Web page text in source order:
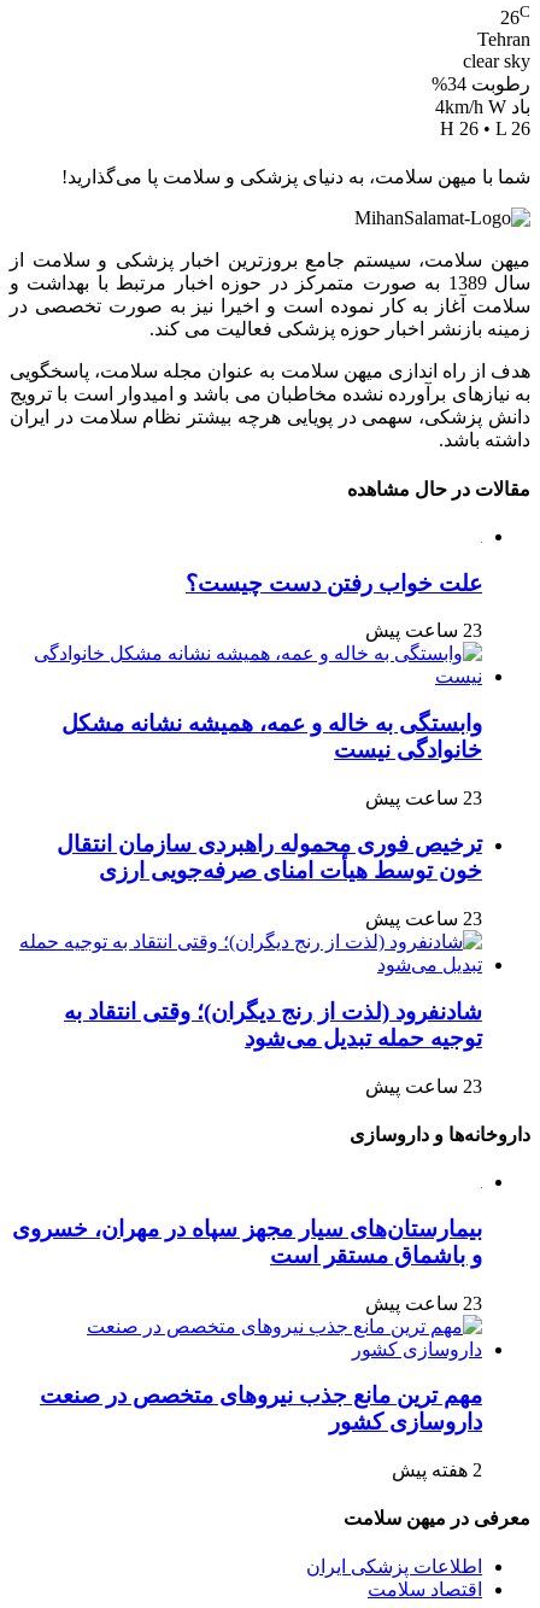
26C
Tehran
clear sky
رطوبت 34%
باد 4km/h W
H 26 • L 26
شما با میهن سلامت، به دنیای پزشکی و سلامت پا می‌گذارید!
میهن سلامت، سیستم جامع بروزترین اخبار پزشکی و سلامت از
سال 1389 به صورت متمرکز در حوزه اخبار مرتبط با بهداشت و
سلامت آغاز به کار نموده است و اخیرا نیز به صورت تخصصی در
زمینه بازنشر اخبار حوزه پزشکی فعالیت می کند.
هدف از راه اندازی میهن سلامت به عنوان مجله سلامت، پاسخگویی
به نیازهای برآورده نشده مخاطبان می باشد و امیدوار است با ترویج
دانش پزشکی، سهمی در پویایی هرچه بیشتر نظام سلامت در ایران
داشته باشد.
مقالات در حال مشاهده
علت خواب رفتن دست چیست؟
23 ساعت پیش
وابستگی به خاله و عمه، همیشه نشانه مشکل
خانوادگی نیست
23 ساعت پیش
ترخیص فوری محموله راهبردی سازمان انتقال
خون توسط هیأت امنای صرفه‌جویی ارزی
23 ساعت پیش
شادنفرود (لذت از رنج دیگران)؛ وقتی انتقاد به
توجیه حمله تبدیل می‌شود
23 ساعت پیش
داروخانه‌ها و داروسازی
بیمارستان‌های سیار مجهز سپاه در مهران، خسروی
و باشماق مستقر است
23 ساعت پیش
مهم ترین مانع جذب نیروهای متخصص در صنعت
داروسازی کشور
2 هفته پیش
معرفی در میهن سلامت
اطلاعات پزشکی ایران
اقتصاد سلامت